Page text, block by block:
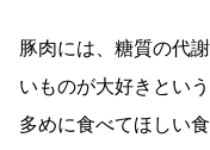
豚肉には、糖質の代
いものが大好きとい
多めに食べてほしい